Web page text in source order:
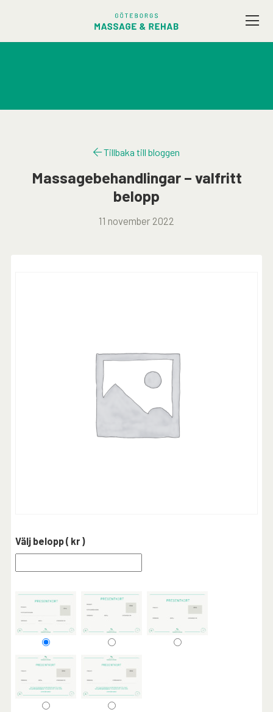
Terapeuter
Tillbaka till bloggen
Massagebehandlingar – valfritt
belopp
11 november 2022
Välj belopp( kr )